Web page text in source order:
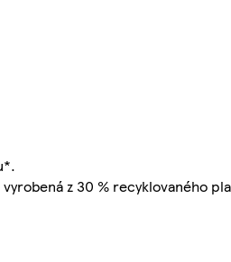
z 30 % recyklovaného